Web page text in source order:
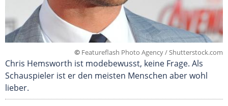
© Featureflash Photo Agency / Shutterstock.com
Chris Hemsworth ist modebewusst, keine Frage. Als
Schauspieler ist er den meisten Menschen aber wohl
lieber.